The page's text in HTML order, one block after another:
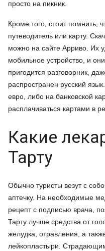
просто на пикник.
Кроме того, стоит помнить,
путеводитель или карту.
можно на сайте Арриво. Их
мобильное устройство, и
пригодится разговорник,
распространен русский
евро, либо на банковской
расплачиваться картами в
Какие
Тарту
Обычно туристы везут с
аптечку. На необходимые
рецепт с подписью врача,
Тарту лучше средства от
желудка, отравления, а
лейкопластыри.